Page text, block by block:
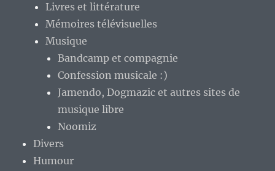
Livres et littérature
Mémoires télévisuelles
Musique
Bandcamp et compagnie
Confession musicale :)
Jamendo, Dogmazic et autres sites de
musique libre
Noomiz
Divers
Humour